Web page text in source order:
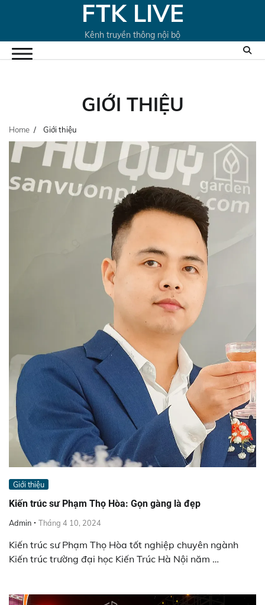
FTK LIVE
Kênh truyền thông nội bộ
GIỚI THIỆU
Home Giới thiệu
Giới thiệu
Kiến trúc sư Phạm Thọ Hòa: Gọn gàng là đẹp
Admin Tháng 4 10, 2024
Kiến trúc sư Phạm Thọ Hòa tốt nghiệp chuyên ngành
Kiến trúc trường đại học Kiến Trúc Hà Nội năm …